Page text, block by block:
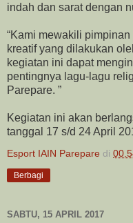
indah dan sarat dengan
“Kami mewakili
kreatif yang dilakukan
kegiatan ini dapat
pentingnya lagu-lagu
Parepare. ”
Kegiatan ini akan
tanggal 17 s/d 24 April
Esport IAIN Parepare di
Berbagi
SABTU, 15 APRIL 2017